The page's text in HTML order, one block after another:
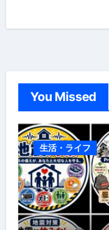
You Missed
生活・ライフ